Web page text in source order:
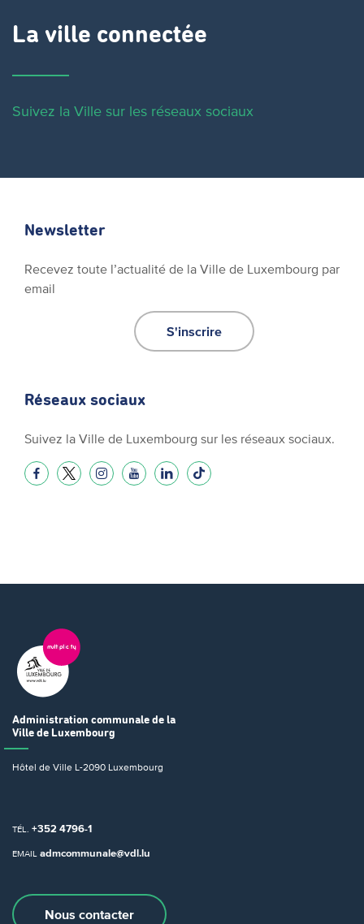
La ville connectée
Suivez la Ville sur les réseaux sociaux
Newsletter
Recevez toute l’actualité de la Ville de Luxembourg par
email
S'inscrire
Réseaux sociaux
Suivez la Ville de Luxembourg sur les réseaux sociaux.
Administration communale de la
Ville de Luxembourg
Hôtel de Ville L-2090 Luxembourg
TÉL. +352 4796-1
EMAIL admcommunale@vdl.lu
Nous contacter